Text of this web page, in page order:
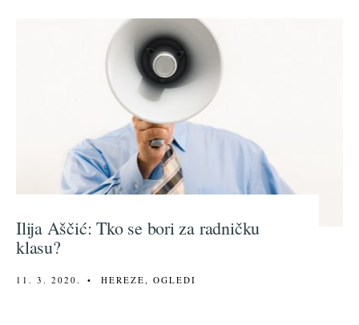
Ilija Aščić: Tko se bori za radničku
klasu?
11. 3. 2020. • HEREZE OGLEDI